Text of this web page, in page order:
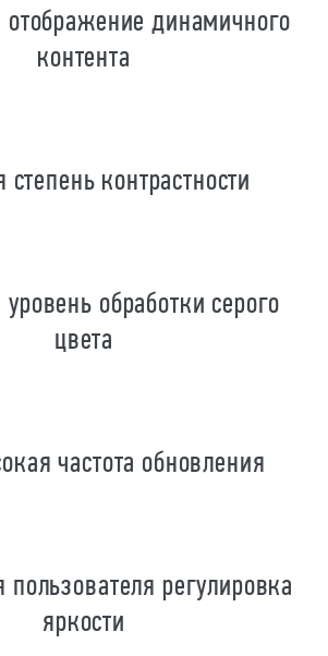
динамичного
контента
контрастности
обработки серого
цвета
частота обновления
регулировка
яркости